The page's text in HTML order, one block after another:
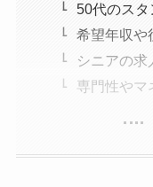
50代のス
希望年収や
シニアの求
専門性やマ